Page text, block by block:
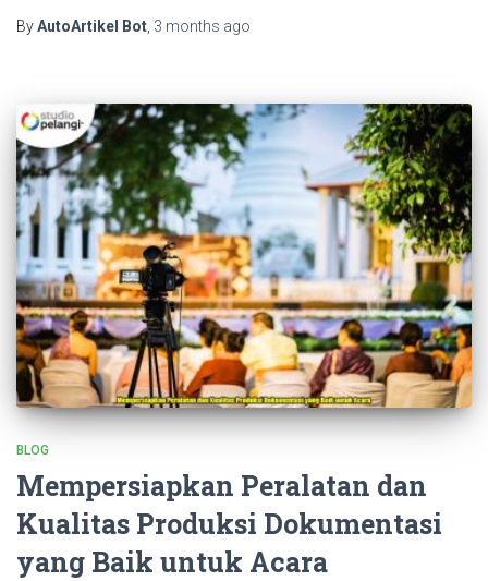
ByAutoArtikel Bot, 3 months ago
BLOG
Mempersiapkan Peralatan dan
Kualitas Produksi Dokumentasi
yang Baik untuk Acara